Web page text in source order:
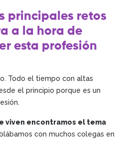
principales retos
a la hora de
esta profesión
Todo el tiempo con altas
el principio porque es un
viven encontramos el tema
con muchos colegas en